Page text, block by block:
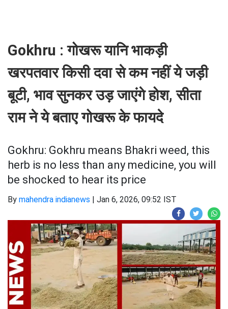
Gokhru : गोखरू यानि भाकड़ी
खरपतवार किसी दवा से कम नहीं ये जड़ी
बूटी, भाव सुनकर उड़ जाएंगे होश, सीता
राम ने ये बताए गोखरू के फायदे
Gokhru: Gokhru means Bhakri weed, this
herb is no less than any medicine, you will
be shocked to hear its price
By mahendra indianews | Jan 6, 2026, 09:52 IST